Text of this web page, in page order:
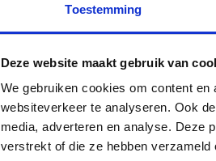
Toestemming
Deze website maakt gebruik van
We gebruiken cookies om content
websiteverkeer te analyseren. Ook
media, adverteren en analyse. Deze
verstrekt of die ze hebben
WATER & MILIEU